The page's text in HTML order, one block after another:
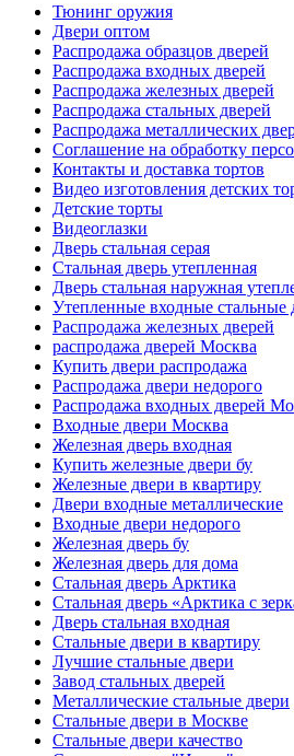
Тюнинг оружия
Двери оптом
Распродажа образцов дверей
Распродажа входных дверей
Распродажа железных дверей
Распродажа стальных дверей
Распродажа металлических
Соглашение на обработку
Контакты и доставка тортов
Видео изготовления детских
Детские торты
Видеоглазки
Дверь стальная серая
Стальная дверь утепленная
Дверь стальная наружная
Утепленные входные стальные
Распродажа железных дверей
распродажа дверей Москва
Купить двери распродажа
Распродажа двери недорого
Распродажа входных дверей
Входные двери Москва
Железная дверь входная
Купить железные двери бу
Железные двери в квартиру
Двери входные металлические
Входные двери недорого
Железная дверь бу
Железная дверь для дома
Стальная дверь Арктика
Стальная дверь «Арктика с
Дверь стальная входная
Стальные двери в квартиру
Лучшие стальные двери
Завод стальных дверей
Металлические стальные двери
Стальные двери в Москве
Стальные двери качество